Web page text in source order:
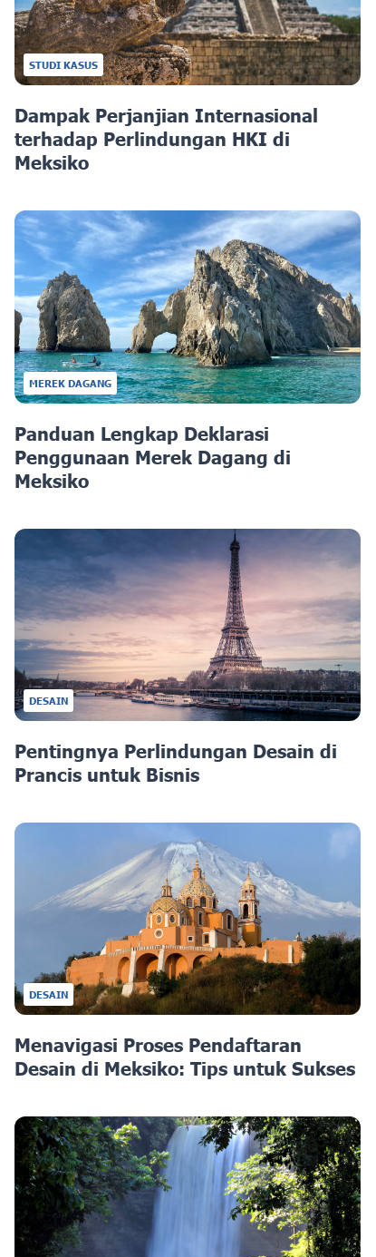
STUDI KASUS
Dampak Perjanjian Internasional
terhadap Perlindungan HKI di
Meksiko
MEREK DAGANG
Panduan Lengkap Deklarasi
Penggunaan Merek Dagang di
Meksiko
DESAIN
Pentingnya Perlindungan Desain di
Prancis untuk Bisnis
DESAIN
Menavigasi Proses Pendaftaran
Desain di Meksiko: Tips untuk Sukses